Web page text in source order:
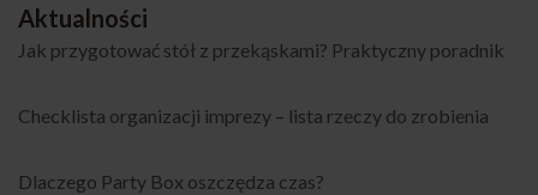
Aktualności
Jak przygotować stół z przekąskami? Praktyczny poradnik
Checklista organizacji imprezy – lista rzeczy do zrobienia
Dlaczego Party Box oszczędza czas?